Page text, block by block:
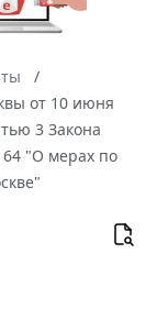
от 10 июня
3 Закона
64 "О мерах по